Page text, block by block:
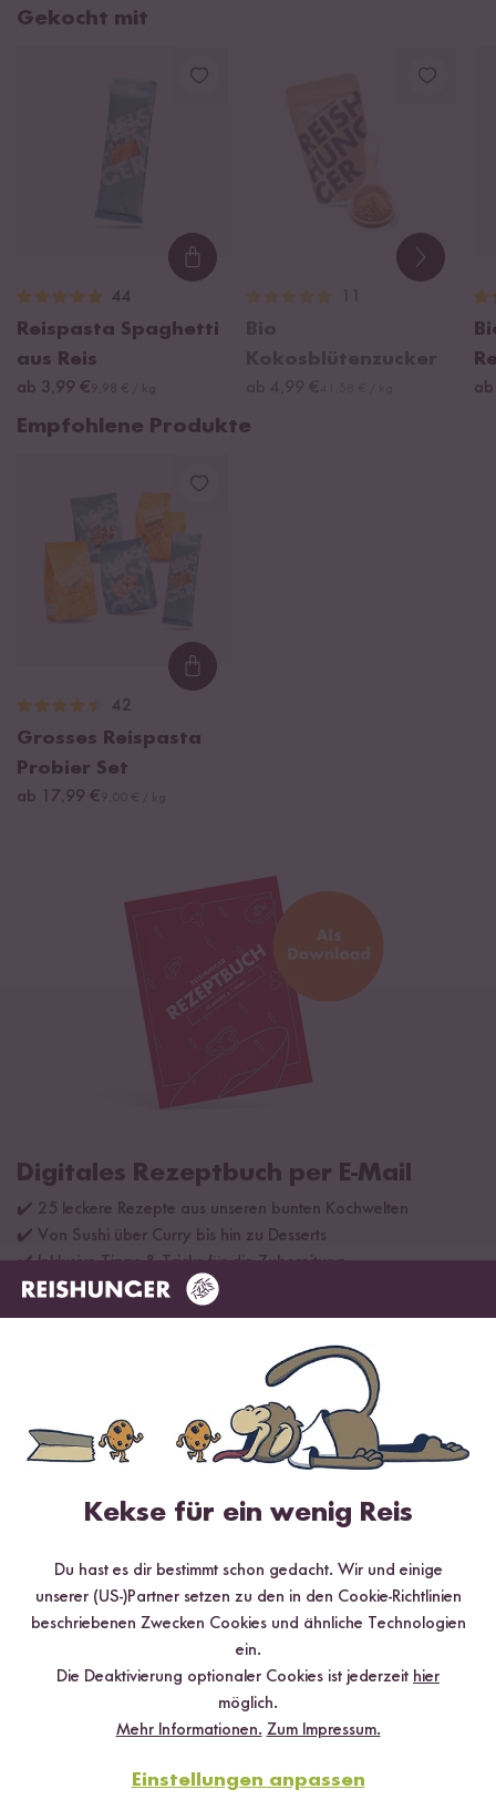
Gekocht mit
Loading...
44
Reispasta Spaghetti
aus Reis
ab 3,99 €
Empfohlene Produkte
Loading...
42
Grosses Reispasta
Probier Set
ab 17,99 €
Digitales Rezeptbuch per E-Mail
✔️ 25 leckere Rezepte aus unseren bunten Kochwelten
✔️ Von Sushi über Curry bis hin zu Desserts
✔️ Inklusive Tipps & Tricks für die Zubereitung
Jetzt sichern
*Das Digitale Rezeptbuch wird dir nach vollständiger Anmeldung zum Newsletter
aus Reis
Kekse für ein wenig Reis
Du hast es dir bestimmt schon gedacht. Wir und einige
unserer (US-)Partner setzen zu den in den Cookie-Richtlinien
beschriebenen Zwecken Cookies und ähnliche Technologien
ein.
Die Deaktivierung optionaler Cookies ist jederzeit hier
möglich.
Mehr Informationen. Zum Impressum.
Einstellungen anpassen